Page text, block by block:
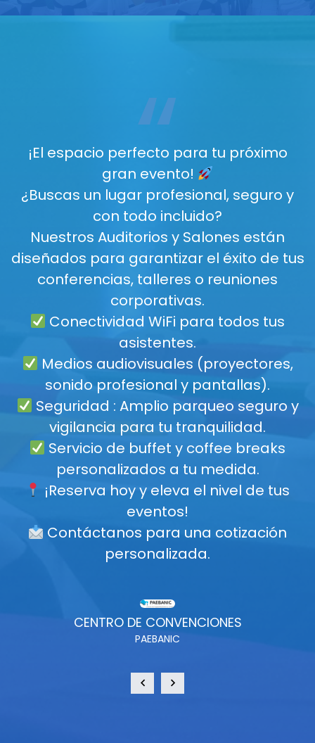
“
¡El espacio perfecto para tu próximo
gran evento!
¿Buscas un lugar profesional, seguro y
con todo incluido?
Nuestros Auditorios y Salones están
diseñados para garantizar el éxito de tus
conferencias, talleres o reuniones
corporativas.
Conectividad WiFi para todos tus
asistentes.
Medios audiovisuales (proyectores,
sonido profesional y pantallas).
Seguridad : Amplio parqueo seguro y
vigilancia para tu tranquilidad.
Servicio de buffet y coffee breaks
personalizados a tu medida.
¡Reserva hoy y eleva el nivel de tus
eventos!
Contáctanos para una cotización
personalizada.
CENTRO DE CONVENCIONES
PAEBANIC